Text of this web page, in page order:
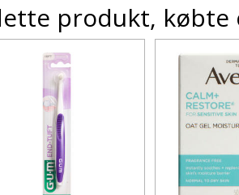
produkt, købte